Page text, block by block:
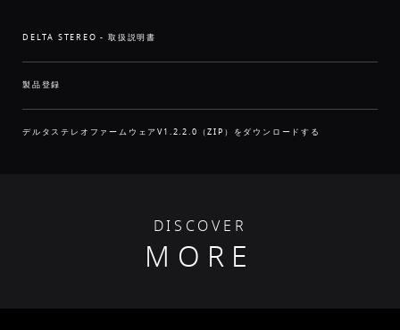
DELTA STEREO - 取扱説明書
製品登録
デルタステレオファームウェアV1.2.2.0（ZIP）をダウンロードする
DISCOVER
MORE